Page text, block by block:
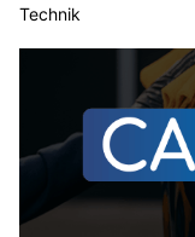
Technik